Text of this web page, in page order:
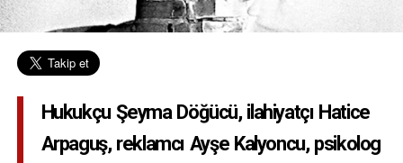
Hukukçu Şeyma Döğücü, ilahiyatçı Hatice
Arpaguş, reklamcı Ayşe Kalyoncu, psikolog